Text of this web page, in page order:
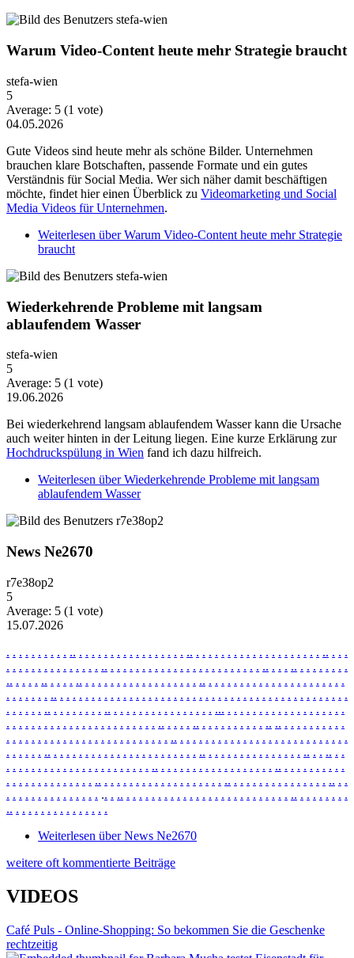
Warum Video-Content heute mehr Strategie braucht
stefa-wien
5
Average: 5 (1 vote)
04.05.2026
Gute Videos sind heute mehr als schöne Bilder. Unternehmen
brauchen klare Botschaften, passende Formate und ein gutes
Verständnis für Social Media. Wer sich näher damit beschäftigen
möchte, findet hier einen Überblick zu Videomarketing und Social
Media Videos für Unternehmen.
Weiterlesen über Warum Video-Content heute mehr Strategie
braucht
Wiederkehrende Probleme mit langsam
ablaufendem Wasser
stefa-wien
5
Average: 5 (1 vote)
19.06.2026
Bei wiederkehrend langsam ablaufendem Wasser kann die Ursache
auch weiter hinten in der Leitung liegen. Eine kurze Erklärung zur
Hochdruckspülung in Wien fand ich dazu hilfreich.
Weiterlesen über Wiederkehrende Probleme mit langsam
ablaufendem Wasser
News Ne2670
r7e38op2
5
Average: 5 (1 vote)
15.07.2026
. . . . . . . . . . .. . . . . . . . . . . . . . . . . . .. . . . . . . . . . . . . . . . . . . . . .. . . .
. . . . . . . . . . . . . . . .. . . . . . . . . . . . . . . . . . . . . . . . . .. . . . .. . . . . . . . .
.. . . . . .. . . . . .. . . . . . . . . . . . . . . . . . . .. . . . . . . . . . . . . . . . . . . . . . .
. . . . . . . .. . . . . . . . . . . . . . . . . . . . . . . . . . . . . . . . . . . . . . . . . . . . . . .
. . . . . . .. . . . . . . . . .. . . . . . . . . . . . . . . . . ... . . . . . . . . . . . . . . . . . . .
. . . . . . . . . . . . . . . . . . . . . . . . .. . . . . .. . . . . . . . . . . .. .. . . . . . . . . . .
. . . . . . . . . . . . . . . . . . . . . . . . . . .. . . . . . . . . . . . . . . . . . . . . . . . . . . .
. . . . . . .. . . . . . . . . . . . . . . . . . . . . . . . .. . . . . . . . . . . . . . . . .. . . .. . .
. . . . . . . . . . . . . . . . . . . . . . . .. . . . . . . . . . . . . . . . . . . .. . . . . . . . . . .
. . . . . . . . . . . . . . .. . . . . . . . . . . . . . . . . . . . .. . . . . . . . . . . . . . . . .. . .
. . . . . . . . . . . . . . . .. . .. . . . . . . . . . . . . . . . . . . . . . . . . . . .. . . . . . . . .
.. . . . . . . . . . . . . . . .
Weiterlesen über News Ne2670
weitere oft kommentierte Beiträge
VIDEOS
Café Puls - Online-Shopping: So bekommen Sie die Geschenke
rechtzeitig